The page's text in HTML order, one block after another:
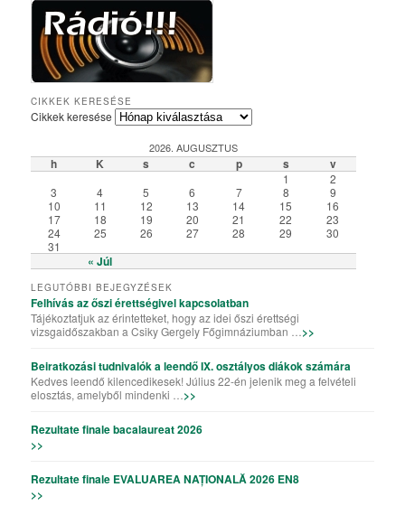
Vallásos örökségünk – kiállítás a könyvtárteremben
Csiky Gergely Főgimnázium – Iskolabemutató diákszemmel
„Aranyhaj” – a XI. A farsangi kiadásában
Röplabda-siker a kolozsvári Sportolimpián
Elemisták játékos sporttevékenysége (Erasmus+)
Algyógyi hétvégén szelfiző ötödikesek és hatodikosok
Aradi „kincsvadászaton” a megye nyolcadikosai
Iskolai tehetséggondozás a Csikyben
Karaoke!!! (Aligazgatói segédlettel)
Csiky – A mi iskolánk (filmelőzetes)
„Gyere a Csikybe!” – kisfilm diákoktól diákoknak
A Csiky énekkarának templomi és szabadtéri fellépései
A karácsony, ahogy a VII. B-sek látják
Mikulásjárás a Csikyben és a Kincskereső Óvodában
Túl a színfalakon – portréfilm Tapasztó Ernőről
CIKKEK KERESÉSE
Cikkek keresése
2026. AUGUSZTUS
h K s c p s v
« Júl
1
2
3
4 5 6 7 8
9
10
11 12 13 14 15
16
17
18 19 20 21 22
23
24
25 26 27 28 29
30
31
LEGUTÓBBI BEJEGYZÉSEK
Felhívás az őszi érettségivel kapcsolatban
Tájékoztatjuk az érintetteket, hogy az idei őszi érettségi
vizsgaidőszakban a Csiky Gergely Főgimnáziumban … >>
Beiratkozási tudnivalók a leendő IX. osztályos diákok számára
Kedves leendő kilencedikesek! Július 22-én jelenik meg a felvételi
elosztás, amelyből mindenki … >>
Rezultate finale bacalaureat 2026
>>
Rezultate finale EVALUAREA NAȚIONALĂ 2026 EN8
>>